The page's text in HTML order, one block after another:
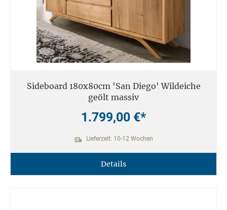
Sideboard 180x80cm 'San Diego' Wildeiche
geölt massiv
1.799,00 €*
Lieferzeit: 10-12 Wochen
Details